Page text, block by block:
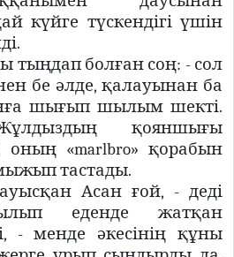
күйге түскендігі үшін
болған соң: - сол
бе әлде, қалауынан ба
шығып шылым шекті.
қояншығы
оның «marlbro» қорабын
тастады.
Асан ғой, - деді
еденде жатқан
- менде әкесінің құны